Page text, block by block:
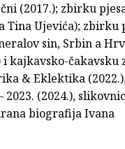
(2017.); zbirku
Tina Ujevića); zbirku
sin, Srbin a
i kajkavsko-čakavsku
& Eklektika
(2024.),
biografija Ivana